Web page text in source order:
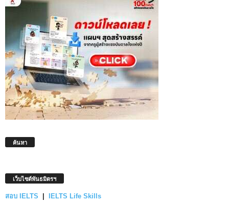
ค้นหา
เว็บไซต์พันธมิตรฯ
สอบ IELTS | IELTS Life Skills